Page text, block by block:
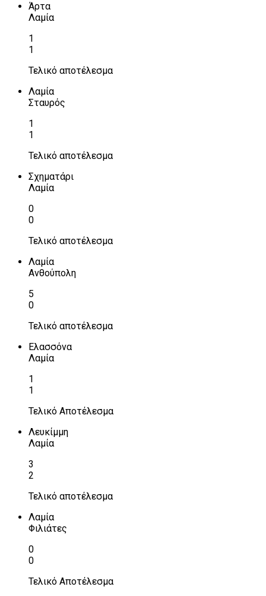
Άρτα
Λαμία
1
1
Τελικό αποτέλεσμα
Λαμία
Σταυρός
1
1
Τελικό αποτέλεσμα
Σχηματάρι
Λαμία
0
0
Τελικό αποτέλεσμα
Λαμία
Ανθούπολη
5
0
Τελικό αποτέλεσμα
Ελασσόνα
Λαμία
1
1
Τελικό Αποτέλεσμα
Λευκίμμη
Λαμία
3
2
Τελικό αποτέλεσμα
Λαμία
Φιλιάτες
0
0
Τελικό Αποτέλεσμα